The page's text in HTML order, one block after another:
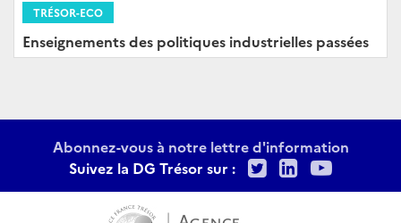
TRÉSOR-ECO
Enseignements des politiques industrielles passées
Abonnez-vous à notre lettre d'information
Suivez la DG Trésor sur :
TwitterLinkedIn